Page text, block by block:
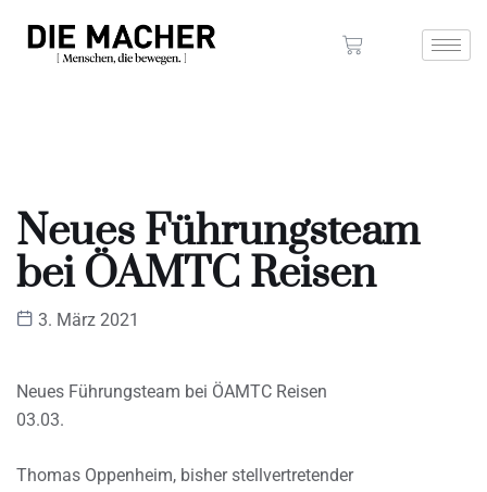
Neues Führungsteam
bei ÖAMTC Reisen
3. März 2021
Neues Führungsteam bei ÖAMTC Reisen
03.03.
Thomas Oppenheim, bisher stellvertretender